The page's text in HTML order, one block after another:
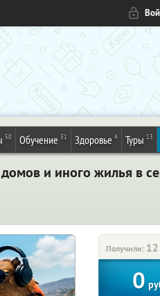
50 Обучение 31 Здоровье 4 Туры 13
и иного жилья в
Получили: 12
0